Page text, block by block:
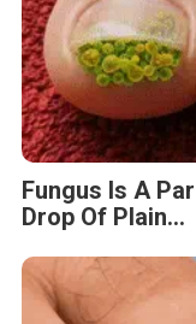
Fungus Is A
Drop Of Plain...